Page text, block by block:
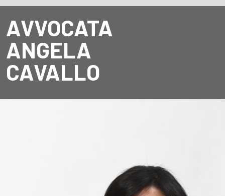
AVVOCATA
ANGELA
CAVALLO